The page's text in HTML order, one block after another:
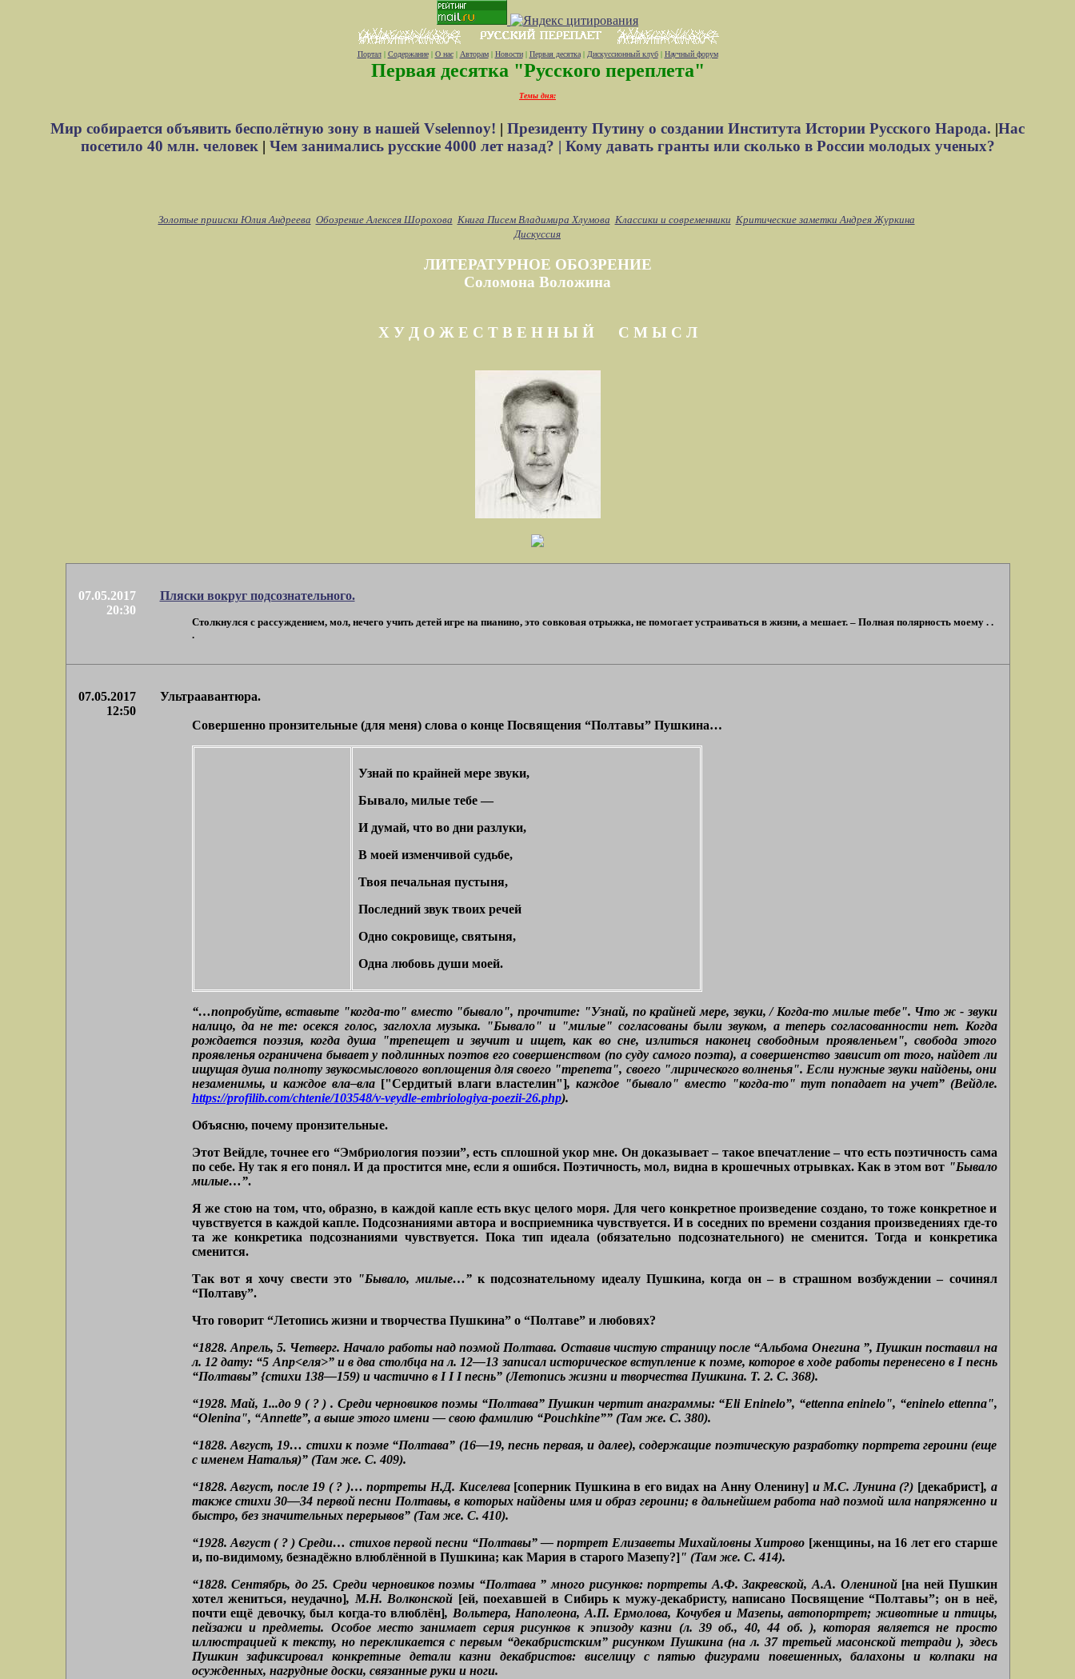
Портал| Содержание| О нас| Авторам| Новости| Первая десятка| Дискуссионный клуб| Научный форум
Первая десятка "Русского переплета"
Темы дня:
Мир собирается объявить бесполётную зону в нашей Vselennoy! | Президенту Путину о создании Института Истории Русского Народа. |Нас
посетило 40 млн. человек| Чем занимались русские 4000 лет назад? | Кому давать гранты или сколько в России молодых ученых?
Золотые прииски Юлия Андреева Обозрение Алексея Шорохова Книга Писем Владимира Хлумова Классики и современники Критические заметки Андрея Журкина
Дискуссия
ЛИТЕРАТУРНОЕ ОБОЗРЕНИЕ
Соломона Воложина
Х У Д О Ж Е С Т В Е Н Н Ы Й С М Ы С Л
07.05.2017
20:30
Пляски вокруг подсознательного.
Столкнулся с рассуждением, мол, нечего учить детей игре на пианино, это совковая отрыжка, не помогает устраиваться в жизни, а мешает. – Полная полярность моему . .
.
07.05.2017
12:50
Ультраавантюра.
Совершенно пронзительные (для меня) слова о конце Посвящения “Полтавы” Пушкина…
Узнай по крайней мере звуки,
Бывало, милые тебе —
И думай, что во дни разлуки,
В моей изменчивой судьбе,
Твоя печальная пустыня,
Последний звук твоих речей
Одно сокровище, святыня,
Одна любовь души моей.
“…попробуйте, вставьте "когда‑то" вместо "бывало", прочтите: "Узнай, по крайней мере, звуки, / Когда-то милые тебе". Что ж - звуки
налицо, да не те: осекся голос, заглохла музыка. "Бывало" и "милые" согласованы были звуком, а теперь согласованности нет. Когда
рождается поэзия, когда душа "трепещет и звучит и ищет, как во сне, излиться наконец свободным проявленьем", свобода этого
проявленья ограничена бывает у подлинных поэтов его совершенством (по суду самого поэта), а совершенство зависит от того, найдет ли
ищущая душа полноту звукосмыслового воплощения для своего "трепета", своего "лирического волненья". Если нужные звуки найдены, они
незаменимы, и каждое вла–вла["Сердитый влаги властелин"], каждое "бывало" вместо "когда‑то" тут попадает на учет” (Вейдле.
https://profilib.com/chtenie/103548/v-veydle-embriologiya-poezii-26.php).
Объясню, почему пронзительные.
Этот Вейдле, точнее его “Эмбриология поэзии”, есть сплошной укор мне. Он доказывает – такое впечатление – что есть поэтичность сама
по себе. Ну так я его понял. И да простится мне, если я ошибся. Поэтичность, мол, видна в крошечных отрывках. Как в этом вот "Бывало
милые…”.
Я же стою на том, что, образно, в каждой капле есть вкус целого моря. Для чего конкретное произведение создано, то тоже конкретное и
чувствуется в каждой капле. Подсознаниями автора и восприемника чувствуется. И в соседних по времени создания произведениях где-то
та же конкретика подсознаниями чувствуется. Пока тип идеала (обязательно подсознательного) не сменится. Тогда и конкретика
сменится.
Так вот я хочу свести это "Бывало, милые…”к подсознательному идеалу Пушкина, когда он – в страшном возбуждении – сочинял
“Полтаву”.
Что говорит “Летопись жизни и творчества Пушкина” о “Полтаве” и любовях?
“1828. Апрель, 5. Четверг. Начало работы над поэмой Полтава. Оставив чистую страницу после “Альбома Онегина ”, Пушкин поставил на
л. 12 дату: “5 Апр<еля>” и в два столбца на л. 12—13 записал историческое вступление к поэме, которое в ходе работы перенесено в I песнь
“Полтавы” {стихи 138—159) и частично в I I I песнь” (Летопись жизни и творчества Пушкина. Т. 2. С. 368).
“1928. Май, 1...до 9 ( ? ) . Среди черновиков поэмы “Полтава” Пушкин чертит анаграммы: “Eli Eninelo”, “ettenna eninelo", “eninelo ettenna",
“Olenina", “Annette”, a выше этого имени — свою фамилию “Pouchkine”” (Там же. С. 380).
“1828. Август, 19… стихи к поэме “Полтава” (16—19, песнь первая, и далее), содержащие поэтическую разработку портрета героини (еще
с именем Наталья)” (Там же. С. 409).
“1828. Август, после 19 ( ? )… портреты Н.Д. Киселева[соперник Пушкина в его видах на Анну Оленину] и М.С. Лунина (?) [декабрист], а
также стихи 30—34 первой песни Полтавы, в которых найдены имя и образ героини; в дальнейшем работа над поэмой шла напряженно и
быстро, без значительных перерывов” (Там же. С. 410).
“1928. Август ( ? ) Среди… стихов первой песни “Полтавы” — портрет Елизаветы Михайловны Хитрово [женщины, на 16 лет его старше
и, по-видимому, безнадёжно влюблённой в Пушкина; как Мария в старого Мазепу?]" (Там же. С. 414).
“1828. Сентябрь, до 25. Среди черновиков поэмы “Полтава ” много рисунков: портреты А.Ф. Закревской, А.А. Олениной[на ней Пушкин
хотел жениться, неудачно], М.Н. Волконской [ей, поехавшей в Сибирь к мужу-декабристу, написано Посвящение “Полтавы”; он в неё,
почти ещё девочку, был когда-то влюблён], Вольтера, Наполеона, А.П. Ермолова, Кочубея и Мазепы, автопортрет; животные и птицы,
пейзажи и предметы. Особое место занимает серия рисунков к эпизоду казни (л. 39 об., 40, 44 об. ), которая является не просто
иллюстрацией к тексту, но перекликается с первым “декабристским” рисунком Пушкина (на л. 37 третьей масонской тетради ), здесь
Пушкин зафиксировал конкретные детали казни декабристов: виселицу с пятью фигурами повешенных, балахоны и колпаки на
осужденных, нагрудные доски, связанные руки и ноги.